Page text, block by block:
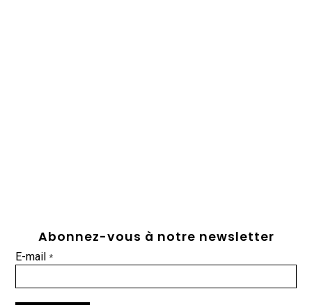
Abonnez-vous à notre newsletter
E-mail*